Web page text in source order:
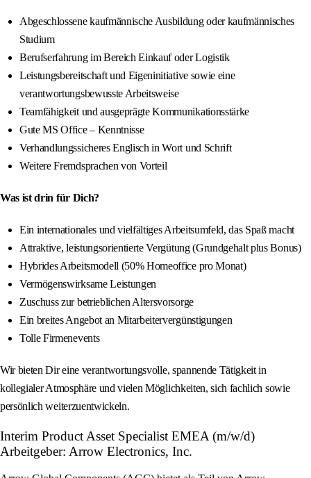
Abgeschlossene kaufmännische Ausbildung oder kaufmännisches
Studium
Berufserfahrung im Bereich Einkauf oder Logistik
Leistungsbereitschaft und Eigeninitiative sowie eine
verantwortungsbewusste Arbeitsweise
Teamfähigkeit und ausgeprägte Kommunikationsstärke
Gute MS Office – Kenntnisse
Verhandlungssicheres Englisch in Wort und Schrift
Weitere Fremdsprachen von Vorteil
Was ist drin für Dich?
Ein internationales und vielfältiges Arbeitsumfeld, das Spaß macht
Attraktive, leistungsorientierte Vergütung (Grundgehalt plus Bonus)
Hybrides Arbeitsmodell (50% Homeoffice pro Monat)
Vermögenswirksame Leistungen
Zuschuss zur betrieblichen Altersvorsorge
Ein breites Angebot an Mitarbeitervergünstigungen
Tolle Firmenevents
Wir bieten Dir eine verantwortungsvolle, spannende Tätigkeit in
kollegialer Atmosphäre und vielen Möglichkeiten, sich fachlich sowie
persönlich weiterzuentwickeln.
Interim Product Asset Specialist EMEA (m/w/d)
Arbeitgeber: Arrow Electronics, Inc.